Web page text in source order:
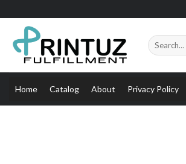
to
content
Search
for:
Home Catalog About Privacy Policy